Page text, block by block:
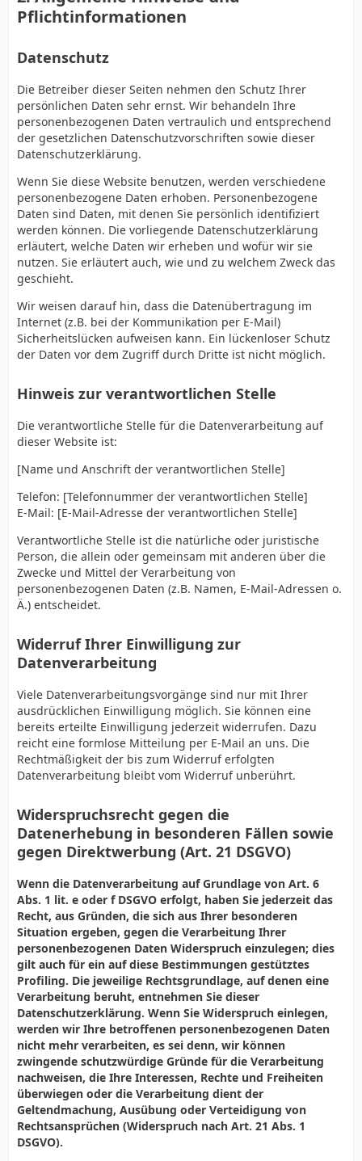
Pflichtinformationen
Datenschutz
Die Betreiber dieser Seiten nehmen den Schutz Ihrer
persönlichen Daten sehr ernst. Wir behandeln Ihre
personenbezogenen Daten vertraulich und entsprechend
der gesetzlichen Datenschutzvorschriften sowie dieser
Datenschutzerklärung.
Wenn Sie diese Website benutzen, werden verschiedene
personenbezogene Daten erhoben. Personenbezogene
Daten sind Daten, mit denen Sie persönlich identifiziert
werden können. Die vorliegende Datenschutzerklärung
erläutert, welche Daten wir erheben und wofür wir sie
nutzen. Sie erläutert auch, wie und zu welchem Zweck das
geschieht.
Wir weisen darauf hin, dass die Datenübertragung im
Internet (z.B. bei der Kommunikation per E-Mail)
Sicherheitslücken aufweisen kann. Ein lückenloser Schutz
der Daten vor dem Zugriff durch Dritte ist nicht möglich.
Hinweis zur verantwortlichen Stelle
Die verantwortliche Stelle für die Datenverarbeitung auf
dieser Website ist:
[Name und Anschrift der verantwortlichen Stelle]
Telefon: [Telefonnummer der verantwortlichen Stelle]
E-Mail: [E-Mail-Adresse der verantwortlichen Stelle]
Verantwortliche Stelle ist die natürliche oder juristische
Person, die allein oder gemeinsam mit anderen über die
Zwecke und Mittel der Verarbeitung von
personenbezogenen Daten (z.B. Namen, E-Mail-Adressen o.
Ä.) entscheidet.
Widerruf Ihrer Einwilligung zur
Datenverarbeitung
Viele Datenverarbeitungsvorgänge sind nur mit Ihrer
ausdrücklichen Einwilligung möglich. Sie können eine
bereits erteilte Einwilligung jederzeit widerrufen. Dazu
reicht eine formlose Mitteilung per E-Mail an uns. Die
Rechtmäßigkeit der bis zum Widerruf erfolgten
Datenverarbeitung bleibt vom Widerruf unberührt.
Widerspruchsrecht gegen die
Datenerhebung in besonderen Fällen sowie
gegen Direktwerbung (Art. 21 DSGVO)
Wenn die Datenverarbeitung auf Grundlage von Art. 6
Abs. 1 lit. e oder f DSGVO erfolgt, haben Sie jederzeit das
Recht, aus Gründen, die sich aus Ihrer besonderen
Situation ergeben, gegen die Verarbeitung Ihrer
personenbezogenen Daten Widerspruch einzulegen; dies
gilt auch für ein auf diese Bestimmungen gestütztes
Profiling. Die jeweilige Rechtsgrundlage, auf denen eine
Verarbeitung beruht, entnehmen Sie dieser
Datenschutzerklärung. Wenn Sie Widerspruch einlegen,
werden wir Ihre betroffenen personenbezogenen Daten
nicht mehr verarbeiten, es sei denn, wir können
zwingende schutzwürdige Gründe für die Verarbeitung
nachweisen, die Ihre Interessen, Rechte und Freiheiten
überwiegen oder die Verarbeitung dient der
Geltendmachung, Ausübung oder Verteidigung von
Rechtsansprüchen (Widerspruch nach Art. 21 Abs. 1
DSGVO).